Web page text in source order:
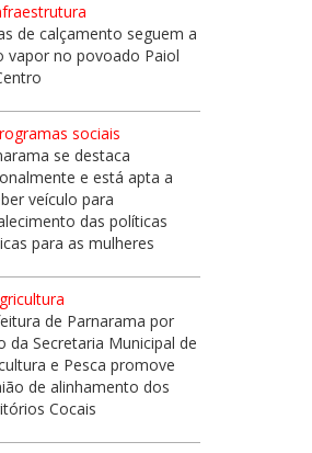
de calçamento seguem a
vapor no povoado Paiol
sociais
se destaca
e está apta a
veículo para
das políticas
para as mulheres
de Parnarama por
da Secretaria Municipal de
e Pesca promove
de alinhamento dos
Cocais